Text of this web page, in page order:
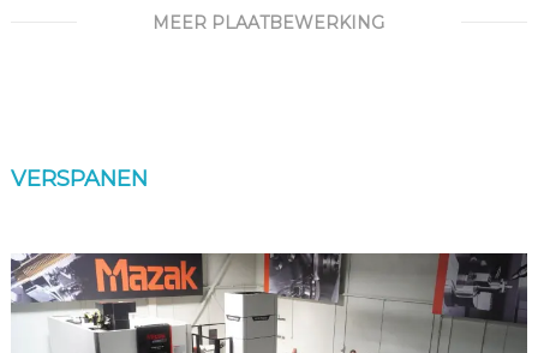
MEER PLAATBEWERKING
VERSPANEN